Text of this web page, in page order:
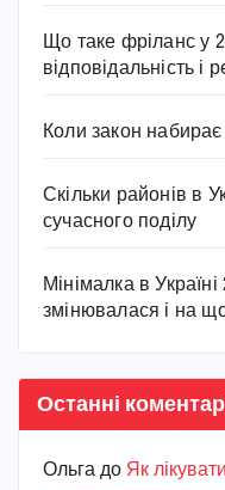
Що таке фріланс у
відповідальність і
Коли закон набирає
Скільки районів в
сучасного поділу
Мінімалка в
змінювалася і на
Останні
Ольга до Як